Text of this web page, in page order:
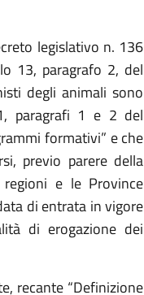
legislativo n. 136
13, paragrafo 2, del
degli animali sono
paragrafi 1 e 2 del
formativi” e che
previo parere della
e le Province
di entrata in vigore
di erogazione dei
recante “Definizione